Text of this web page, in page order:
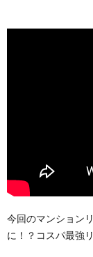
今回のマンション
に！？コスパ最強